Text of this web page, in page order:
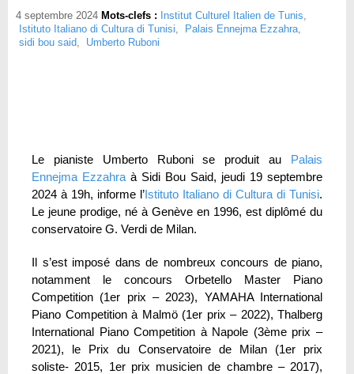
4 septembre 2024 Mots-clefs : Institut Culturel Italien de Tunis,
Istituto Italiano di Cultura di Tunisi, Palais Ennejma Ezzahra,
sidi bou said, Umberto Ruboni
Le pianiste Umberto Ruboni se produit au Palais
Ennejma Ezzahra à Sidi Bou Said, jeudi 19 septembre
2024 à 19h, informe l’Istituto Italiano di Cultura di Tunisi.
Le jeune prodige, né à Genève en 1996, est diplômé du
conservatoire G. Verdi de Milan.
Il s’est imposé dans de nombreux concours de piano,
notamment le concours Orbetello Master Piano
Competition (1er prix – 2023), YAMAHA International
Piano Competition à Malmö (1er prix – 2022), Thalberg
International Piano Competition à Napole (3ème prix –
2021), le Prix du Conservatoire de Milan (1er prix
soliste- 2015, 1er prix musicien de chambre – 2017),